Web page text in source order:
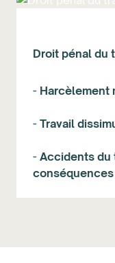
Droit pénal du
- Harcèlement
- Travail
- Accidents du
conséquences